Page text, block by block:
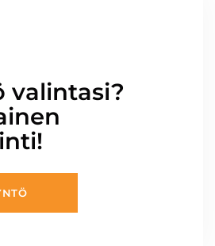
valintasi?